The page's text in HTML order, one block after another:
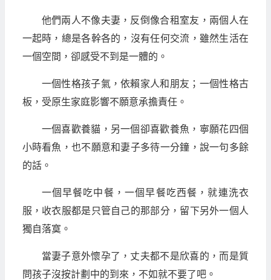
他們兩人不像夫妻，反倒像合租室友，兩個人在
一起時，總是各幹各的，沒有任何交流，雖然生活在
一個空間，卻感受不到是一體的。
一個性格孩子氣，依賴家人和朋友；一個性格古
板，受原生家庭影響不願意承擔責任。
一個喜歡養貓，另一個卻喜歡養魚，寧願花四個
小時看魚，也不願意和妻子多待一分鐘，說一句多餘
的話。
一個早餐吃中餐，一個早餐吃西餐，就連洗衣
服，收衣服都是只管自己的那部分，留下另外一個人
獨自落寞。
當妻子意外懷孕了，丈夫都不是欣喜的，而是質
問孩子沒按計劃中的到來，不如就不要了吧。